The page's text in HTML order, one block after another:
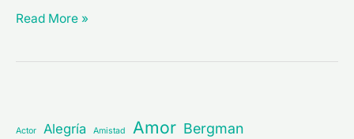
Read More »
Actor Alegría Amistad Amor Bergman